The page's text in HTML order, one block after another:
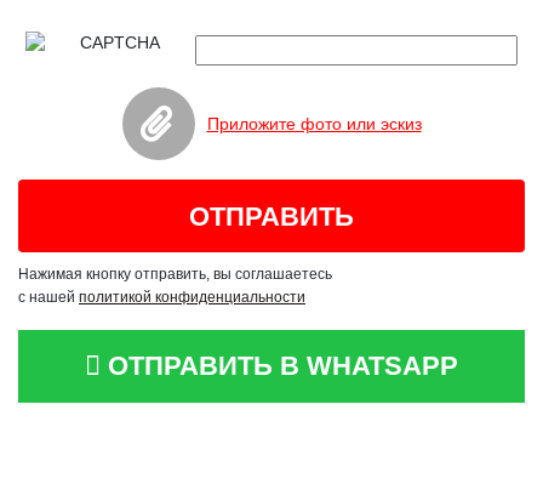
Приложите фото или эскиз
Нажимая кнопку отправить, вы соглашаетесь
с нашей политикой конфиденциальности
ОТПРАВИТЬ В WHATSAPP